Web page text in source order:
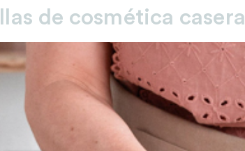
de cosmética casera